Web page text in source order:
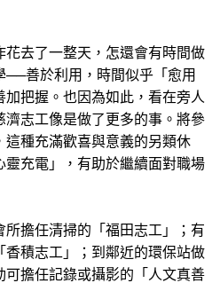
去了一整天，怎還會有時間做
──善於利用，時間似乎「愈用
把握。也因為如此，看在旁人
濟志工像是做了更多的事。將參
種充滿歡喜與意義的另類休
靈充電」，有助於繼續面對職場
擔任清掃的「福田志工」；有
香積志工」；到鄰近的環保站做
可擔任記錄或攝影的「人文真善